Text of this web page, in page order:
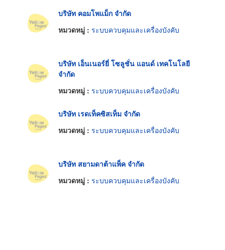
บริษัท คอมโพแม็ก จำกัด
หมวดหมู่ : ระบบควบคุมและเครื่องบังคับ
บริษัท เอ็นเนอร์ยี่ โซลูชั่น แอนด์ เทคโนโลยี
จำกัด
หมวดหมู่ : ระบบควบคุมและเครื่องบังคับ
บริษัท เรดเท็คซิสเท็ม จำกัด
หมวดหมู่ : ระบบควบคุมและเครื่องบังคับ
บริษัท สยามดาต้าแพ็ค จำกัด
หมวดหมู่ : ระบบควบคุมและเครื่องบังคับ